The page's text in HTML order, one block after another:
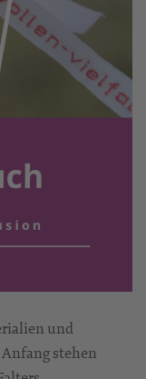
und
stehen